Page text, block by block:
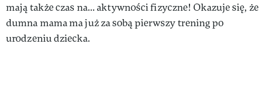
mają także czas na... aktywności fizyczne! Okazuje się, że
dumna mama ma już za sobą pierwszy trening po
urodzeniu dziecka.